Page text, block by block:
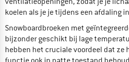
koelen als je je tijdens een afdaling
Snowboardbroeken met
bijzonder geschikt bij lage
hebben het cruciale voordeel dat ze